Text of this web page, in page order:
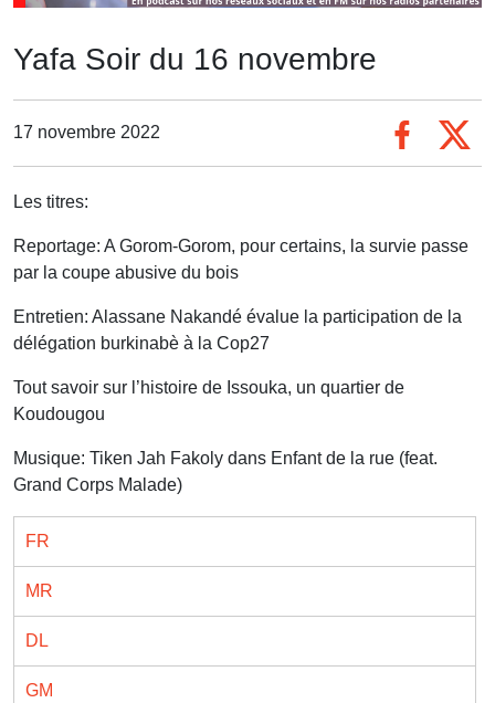
Yafa Soir du 16 novembre
17 novembre 2022
Les titres:
Reportage: A Gorom-Gorom, pour certains, la survie passe
par la coupe abusive du bois
Entretien: Alassane Nakandé évalue la participation de la
délégation burkinabè à la Cop27
Tout savoir sur l’histoire de Issouka, un quartier de
Koudougou
Musique: Tiken Jah Fakoly dans Enfant de la rue (feat.
Grand Corps Malade)
FR
MR
DL
GM